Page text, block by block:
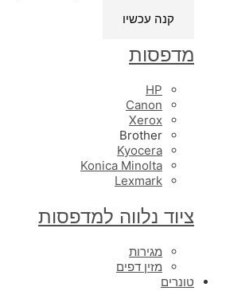
קנה עכשיו
מדפסות
HP
Canon
Xerox
Brother
Kyocera
Konica Minolta
Lexmark
ציוד נלווה למדפסות
מגירות
מזין דפים
טונרים